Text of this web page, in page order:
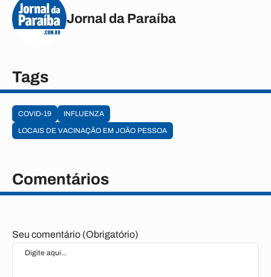
Jornal da Paraíba
Tags
COVID-19
INFLUENZA
LOCAIS DE VACINAÇÃO EM JOÃO PESSOA
Comentários
Seu comentário (Obrigatório)